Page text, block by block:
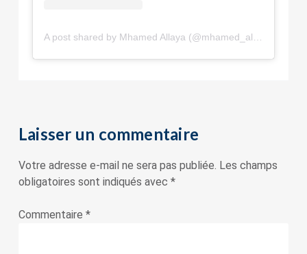
Laisser un commentaire
Votre adresse e-mail ne sera pas publiée. Les champs
obligatoires sont indiqués avec *
Commentaire *